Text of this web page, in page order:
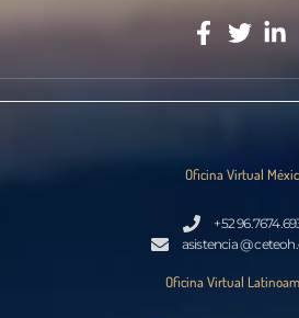
Oficina Virtual
+52
asistencia @
Oficina Virtual